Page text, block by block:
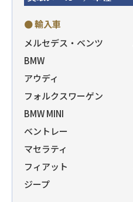
● 輸入車
メルセデス・ベンツ
BMW
アウディ
フォルクスワーゲン
BMW MINI
ベントレー
マセラティ
フィアット
ジープ